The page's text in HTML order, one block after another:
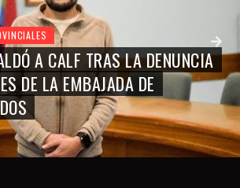
A CALF TRAS LA DENUNCIA
DE LA EMBAJADA DE